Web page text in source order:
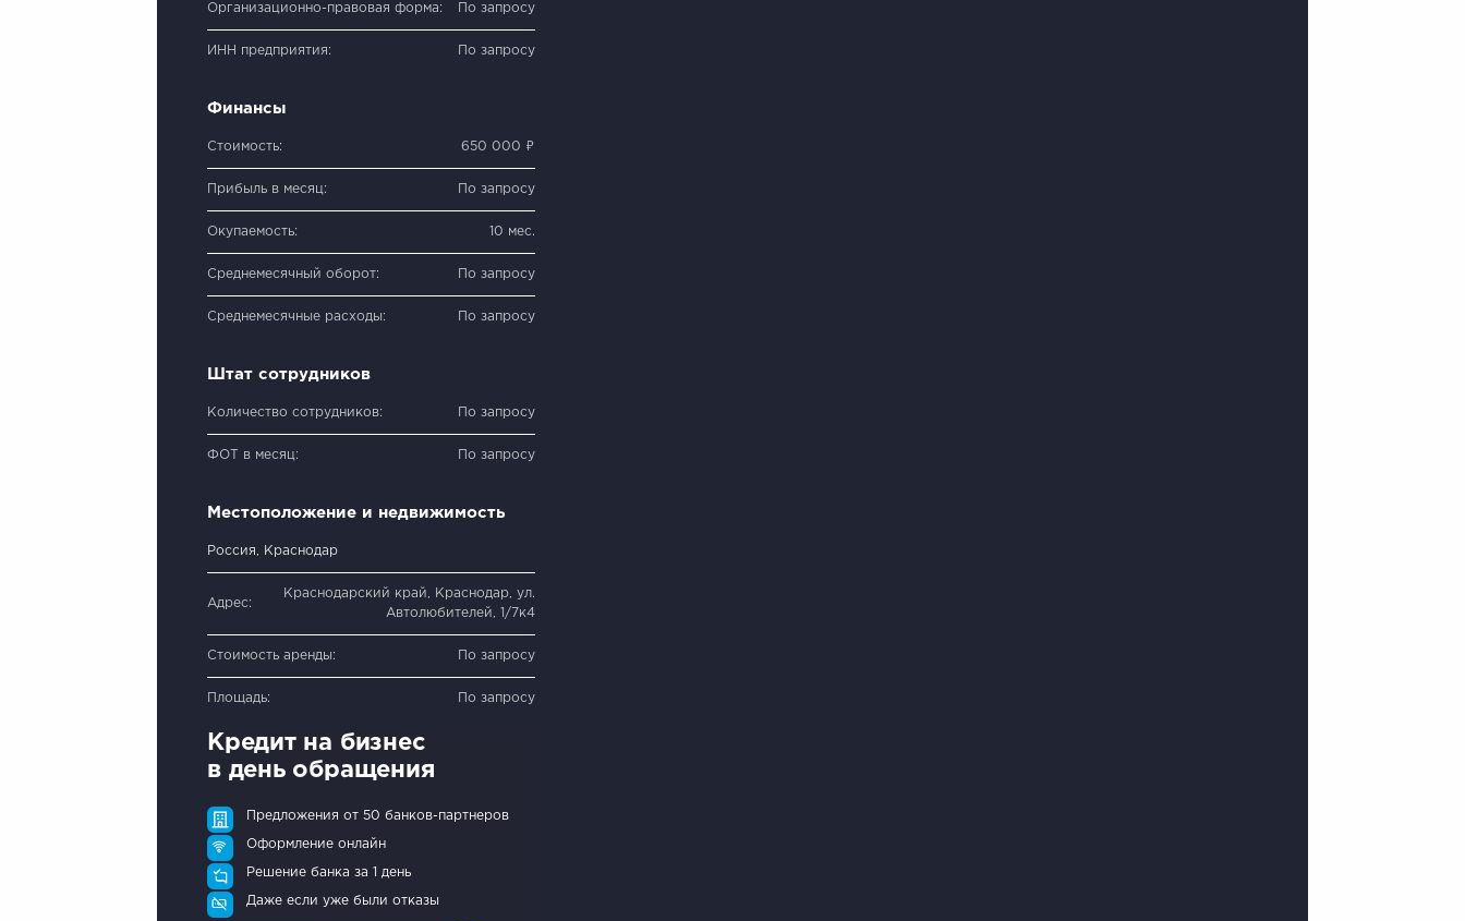
Организационно-правовая форма: По запросу
ИНН предприятия: По запросу
Финансы
Стоимость: 650 000 ₽
Прибыль в месяц: По запросу
Окупаемость: 10 мес.
Среднемесячный оборот: По запросу
Среднемесячные расходы: По запросу
Штат сотрудников
Количество сотрудников: По запросу
ФОТ в месяц: По запросу
Местоположение и недвижимость
Россия, Краснодар
Адрес:
Краснодарский край, Краснодар, ул.
Автолюбителей, 1/7к4
Стоимость аренды: По запросу
Площадь: По запросу
Кредит на бизнес
в день обращения
Предложения от 50 банков-партнеров
Оформление онлайн
Решение банка за 1 день
Даже если уже были отказы